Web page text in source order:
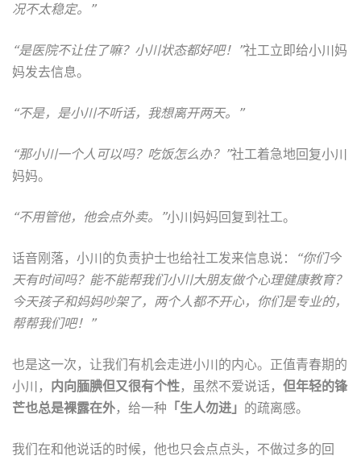
况不太稳定。”
“是医院不让住了嘛？小川状态都好吧！”社工立即给小川妈
妈发去信息。
“不是，是小川不听话，我想离开两天。”
“那小川一个人可以吗？吃饭怎么办？”社工着急地回复小川
妈妈。
“不用管他，他会点外卖。”小川妈妈回复到社工。
话音刚落，小川的负责护士也给社工发来信息说：
“你们今
天有时间吗？能不能帮我们小川大朋友做个心理健康教育？
今天孩子和妈妈吵架了，两个人都不开心，你们是专业的，
帮帮我们吧！”
也是这一次，让我们有机会走进小川的内心。正值青春期的
小川， 内向腼腆但又很有个性，虽然不爱说话， 但年轻的锋
芒也总是裸露在外，给一种 「生人勿进」 的疏离感。
我们在和他说话的时候，他也只会点点头，不做过多的回